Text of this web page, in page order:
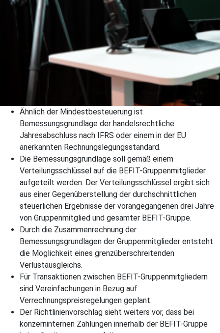
Ähnlich der Mindestbesteuerung ist
Bemessungsgrundlage der handelsrechtliche
Jahresabschluss nach IFRS oder einem in der EU
anerkannten Rechnungslegungsstandard.
Die Bemessungsgrundlage soll gemäß einem
Verteilungsschlüssel auf die BEFIT-Gruppenmitglieder
aufgeteilt werden. Der Verteilungsschlüssel ergibt sich
aus einer Gegenüberstellung der durchschnittlichen
steuerlichen Ergebnisse der vorangegangenen drei Jahre
von Gruppenmitglied und gesamter BEFIT-Gruppe.
Durch die Zusammenrechnung der
Bemessungsgrundlagen der Gruppenmitglieder entsteht
die Möglichkeit eines grenzüberschreitenden
Verlustausgleichs.
Für Transaktionen zwischen BEFIT-Gruppenmitgliedern
sind Vereinfachungen in Bezug auf
Verrechnungspreisregelungen geplant.
Der Richtlinienvorschlag sieht weiters vor, dass bei
konzerninternen Zahlungen innerhalb der BEFIT-Gruppe